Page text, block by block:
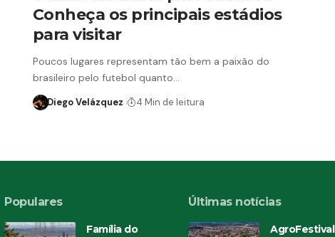
Conheça os principais estádios
para visitar
Poucos lugares representam tão bem a paixão do
brasileiro pelo futebol quanto…
Diego Velázquez 4 Min de leitura
Populares
Família do
Últimas notícias
AgroFestival